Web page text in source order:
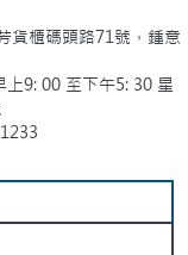
櫃碼頭路71號，鍾意
9: 00 至下午5: 30 星